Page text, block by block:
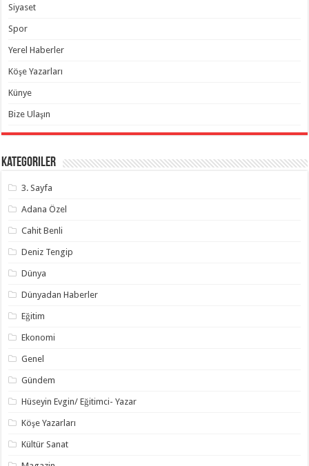
Siyaset
Spor
Yerel Haberler
Köşe Yazarları
Künye
Bize Ulaşın
Kategoriler
3. Sayfa
Adana Özel
Cahit Benli
Deniz Tengip
Dünya
Dünyadan Haberler
Eğitim
Ekonomi
Genel
Gündem
Hüseyin Evgin/ Eğitimci- Yazar
Köşe Yazarları
Kültür Sanat